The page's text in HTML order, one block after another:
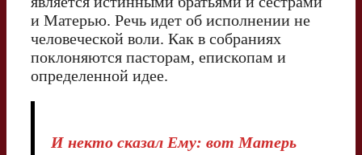
и Матерью. Речь идет об исполнении не
человеческой воли. Как в собраниях
поклоняются пасторам, епископам и
определенной идее.
И некто сказал Ему: вот Матерь